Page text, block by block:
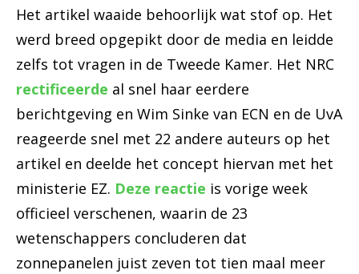
Het artikel waaide behoorlijk wat stof op. Het
werd breed opgepikt door de media en leidde
zelfs tot vragen in de Tweede Kamer. Het NRC
rectificeerde al snel haar eerdere
berichtgeving en Wim Sinke van ECN en de UvA
reageerde snel met 22 andere auteurs op het
artikel en deelde het concept hiervan met het
ministerie EZ. Deze reactie is vorige week
officieel verschenen, waarin de 23
wetenschappers concluderen dat
zonnepanelen juist zeven tot tien maal meer